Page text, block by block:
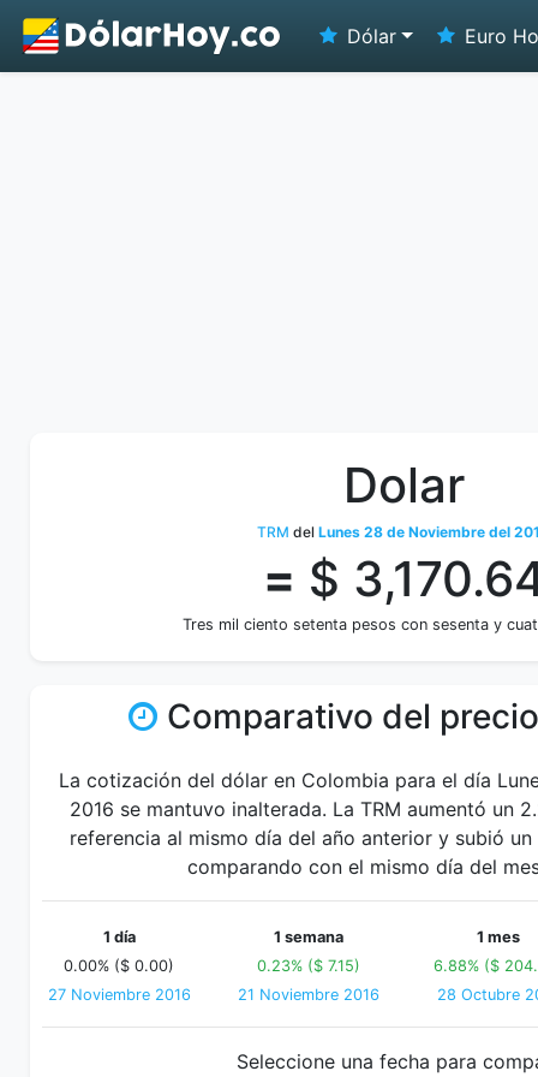
Dólar Euro
Dolar
TRM del Lunes 28 de Noviembre del
= $
Tres mil ciento setenta pesos con sesenta y
Comparativo del
La cotización del dólar en Colombia para el día
2016 se mantuvo inalterada. La TRM aumentó un
referencia al mismo día del año anterior y subió un
comparando con el mismo día del
1 día
0.00% ($ 0.00)
27 Noviembre 2016
1 semana
0.23% ($ 7.15)
21 Noviembre 2016
1 mes
6.88% ($
28 Octubre
Seleccione una fecha para